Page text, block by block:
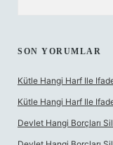
SON YORUMLAR
Kütle Hangi Harf Ile
Kütle Hangi Harf Ile
Devlet Hangi Borçları